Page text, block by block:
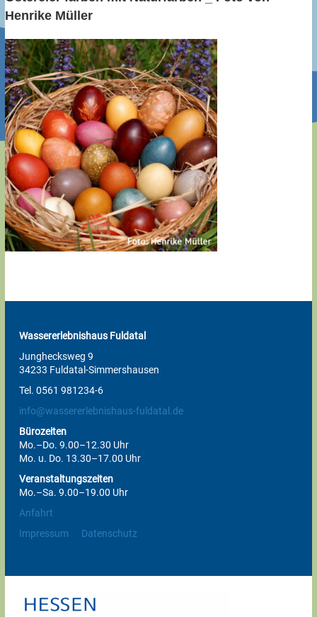
Henrike Müller
Wassererlebnishaus Fuldatal
Junghecksweg 9
34233 Fuldatal-Simmershausen
Tel. 0561 981234-6
info@wassererlebnishaus-fuldatal.de
Bürozeiten
Mo.–Do. 9.00–12.30 Uhr
Mo. u. Do. 13.30–17.00 Uhr
Veranstaltungszeiten
Mo.–Sa. 9.00–19.00 Uhr
Anfahrt
Impressum
Datenschutz